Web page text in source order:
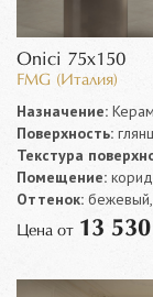
Onici 75x150
FMG (Италия)
Назначение:
Поверхность:
Текстура
Помещение:
Оттенок:
Цена от 13 530